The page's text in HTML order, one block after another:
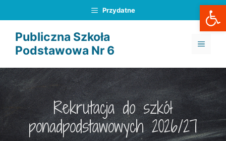
do
treści
Przydatne
Publiczna Szkoła
Podstawowa Nr 6
MENU
Rekrutacja do szkół
ponadpodstawowych 2026/27